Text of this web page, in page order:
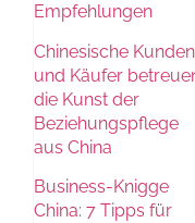
Empfehlungen
Chinesische Kunden
und Käufer
die Kunst der
Beziehungspflege
aus China
Business-Knigge
China: 7 Tipps für